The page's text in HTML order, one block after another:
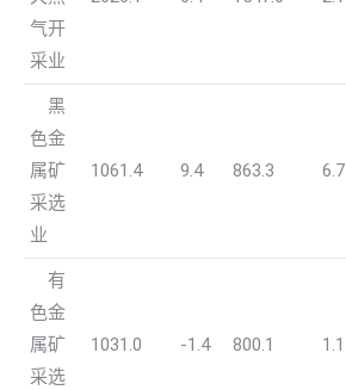
气开
采业
黑
色金
属矿
采选
业
1061.4 9.4 863.3 6.7
有
色金
属矿
采选
1031.0 -1.4 800.1 1.1